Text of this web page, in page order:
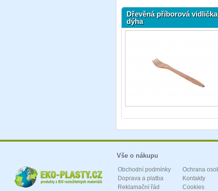
Dřevěná příborová
dýha
Vše o nákupu
Obchodní podmínky
Doprava a platba
Reklamační řád
Ochrana
Kontakty
Cookies